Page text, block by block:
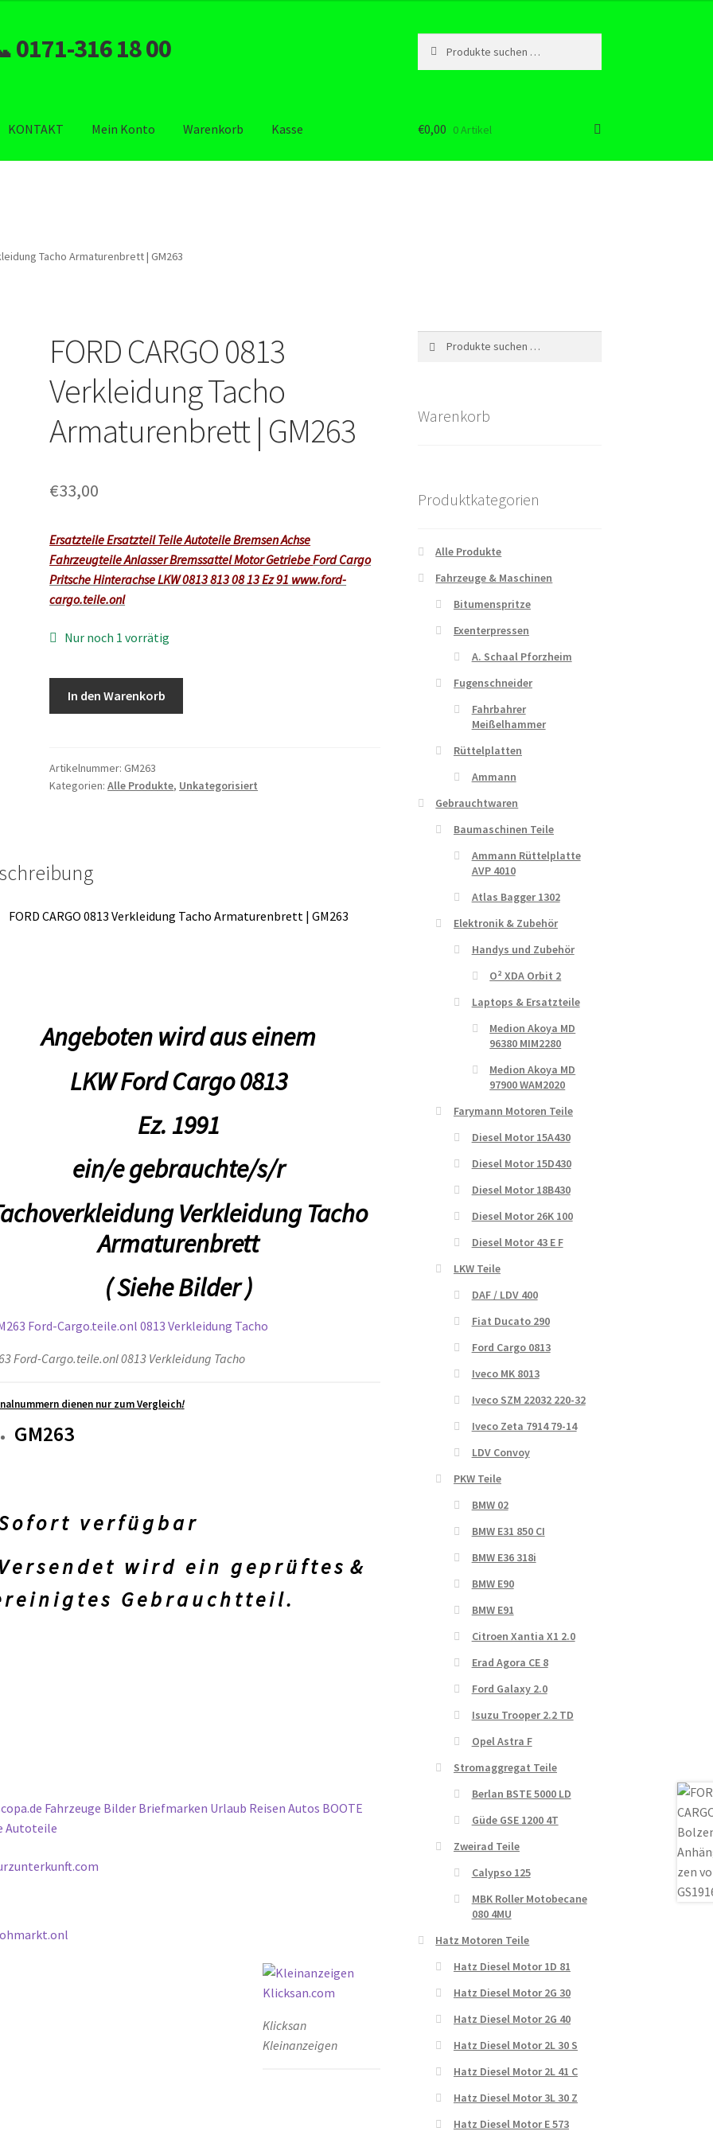
0171-316 18 00
nach:
KONTAKT Mein Konto Warenkorb Kasse €0,00 0 Artikel
Tacho Armaturenbrett | GM263
FORD CARGO 0813
Verkleidung Tacho
Armaturenbrett | GM263
€33,00
Ersatzteile Ersatzteil Teile Autoteile Bremsen Achse
Fahrzeugteile Anlasser BremssattelMotor GetriebeFord Cargo
Pritsche Hinterachse LKW 0813 813 08 13 Ez 91 www.ford-
cargo.teile.onl
Nur noch 1 vorrätig
Tacho
Armaturenbrett
In den Warenkorb
Artikelnummer:GM263
Kategorien:Alle Produkte, Unkategorisiert
FORD CARGO 0813 Verkleidung Tacho Armaturenbrett | GM263
Angeboten wird aus einem
LKW Ford Cargo 0813
Ez. 1991
ein/e gebrauchte/s/r
Verkleidung Tacho
Armaturenbrett
( Siehe Bilder )
Ford-Cargo.teile.onl 0813 Verkleidung Tacho
dienen nur zum Vergleich!
GM263
o f o r t v e r f ü g b a r
e r s e n d e t w i r d e i n g e p r ü f t e s &
r e i n i g t e s G e b r a u c h t t e i l .
Klicksan
Kleinanzeigen
Warenkorb
Produktkategorien
Alle Produkte
Fahrzeuge & Maschinen
Bitumenspritze
Exenterpressen
A. Schaal Pforzheim
Fugenschneider
Fahrbahrer
Meißelhammer
Rüttelplatten
Ammann
Gebrauchtwaren
Baumaschinen Teile
Ammann Rüttelplatte
AVP 4010
Atlas Bagger 1302
Elektronik & Zubehör
Handys und Zubehör
O² XDA Orbit 2
Laptops & Ersatzteile
Medion Akoya MD
96380 MIM2280
Medion Akoya MD
97900 WAM2020
Farymann Motoren Teile
Diesel Motor 15A430
Diesel Motor 15D430
Diesel Motor 18B430
Diesel Motor 26K 100
Diesel Motor 43 E F
LKW Teile
DAF / LDV 400
Fiat Ducato 290
Ford Cargo 0813
Iveco MK 8013
Iveco SZM 22032 220-32
Iveco Zeta 7914 79-14
LDV Convoy
PKW Teile
BMW 02
BMW E31 850 CI
BMW E36 318i
BMW E90
BMW E91
Citroen Xantia X1 2.0
Erad Agora CE 8
Ford Galaxy 2.0
Isuzu Trooper 2.2 TD
Opel Astra F
Stromaggregat Teile
Berlan BSTE 5000 LD
Güde GSE 1200 4T
Zweirad Teile
Calypso 125
MBK Roller Motobecane
080 4MU
Hatz Motoren Teile
Hatz Diesel Motor 1D 81
Hatz Diesel Motor 2G 30
Hatz Diesel Motor 2G 40
Hatz Diesel Motor 2L 30 S
Hatz Diesel Motor 2L 41 C
Hatz Diesel Motor 3L 30 Z
Hatz Diesel Motor E 573